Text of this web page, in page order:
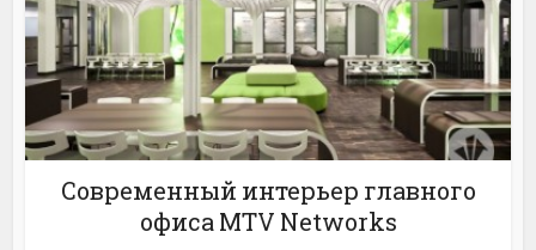
Современный интерьер главного
офиса MTV Networks